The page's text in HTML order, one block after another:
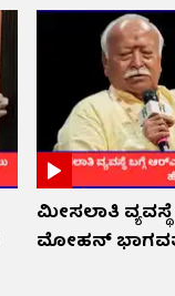
ಮೀಸಲಾತಿ ವ್ಯವಸ್ಥೆ
ಮೋಹನ್ ಭಾಗವತ್